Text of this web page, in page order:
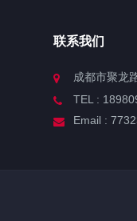
联系我们
成都市聚龙
TEL :
Email :